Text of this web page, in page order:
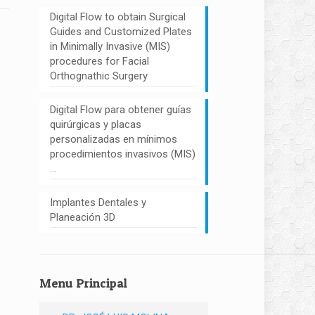
Digital Flow to obtain Surgical
Guides and Customized Plates
in Minimally Invasive (MIS)
procedures for Facial
Orthognathic Surgery
Digital Flow para obtener guías
quirúrgicas y placas
personalizadas en mínimos
procedimientos invasivos (MIS)
…
Implantes Dentales y
Planeación 3D
Menu Principal